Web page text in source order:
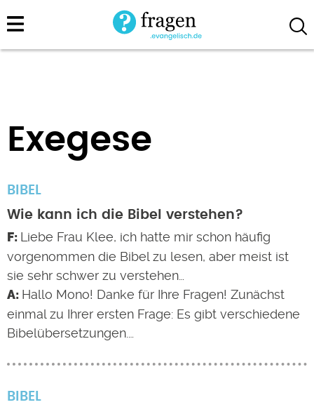
Direkt
zum
Exegese
BIBEL
Wie kann ich die Bibel verstehen?
Liebe Frau Klee, ich hatte mir schon häufig
vorgenommen die Bibel zu lesen, aber meist ist
sie sehr schwer zu verstehen…
Hallo Mono! Danke für Ihre Fragen! Zunächst
einmal zu Ihrer ersten Frage: Es gibt verschiedene
Bibelübersetzungen.…
BIBEL